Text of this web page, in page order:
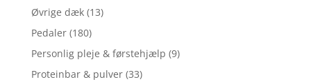
Øvrige dæk (13)
Pedaler (180)
Personlig pleje & førstehjælp (9)
Proteinbar & pulver (33)